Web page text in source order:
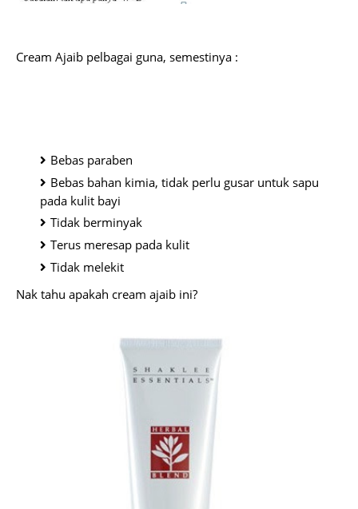
Cream Ajaib pelbagai guna, semestinya :
Bebas paraben
Bebas bahan kimia, tidak perlu gusar untuk sapu
pada kulit bayi
Tidak berminyak
Terus meresap pada kulit
Tidak melekit
Nak tahu apakah cream ajaib ini?